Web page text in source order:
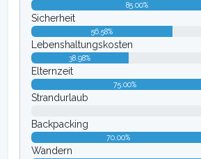
85.00%
Sicherheit
56.58%
Lebenshaltungskosten
38.98%
Elternzeit
75.00%
Strandurlaub
Backpacking
70.00%
Wandern